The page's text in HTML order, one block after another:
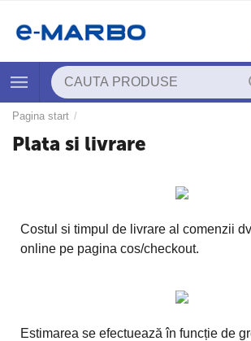
Pagina start /
Plata si livrare
Costul si timpul de livrare al comenzii
online pe pagina cos/checkout.
Estimarea se efectuează în funcție de